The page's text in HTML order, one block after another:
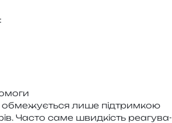
обме­жу­є­ться лише під­трим­кою
Часто саме швид­кість реа­гу­ва­